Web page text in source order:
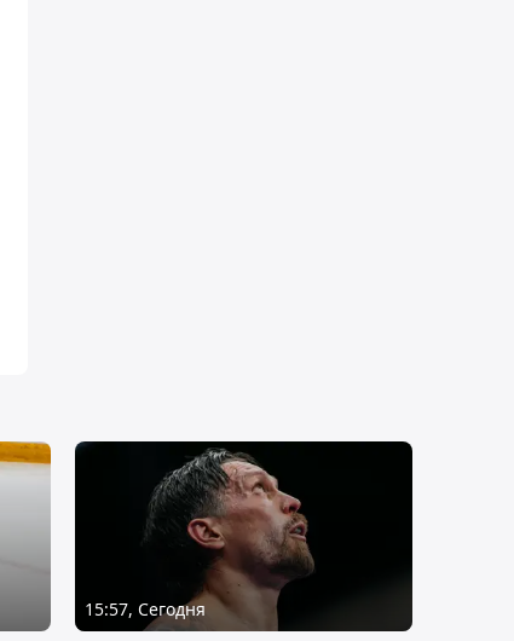
15:57, Сегодня